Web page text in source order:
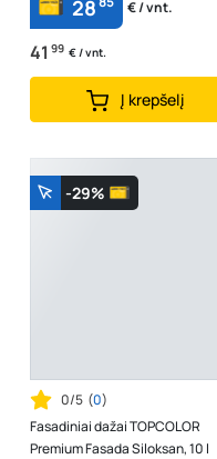
28 € / vnt.
41 99 € / vnt.
Į krepšelį
-29%
0/5 (0)
Fasadiniai dažai TOPCOLOR
Premium Fasada Siloksan, 10 l